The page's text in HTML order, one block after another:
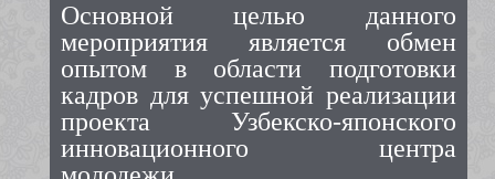
Основной целью данного
мероприятия является обмен
опытом в области подготовки
кадров для успешной реализации
проекта Узбекско-японского
инновационного центра